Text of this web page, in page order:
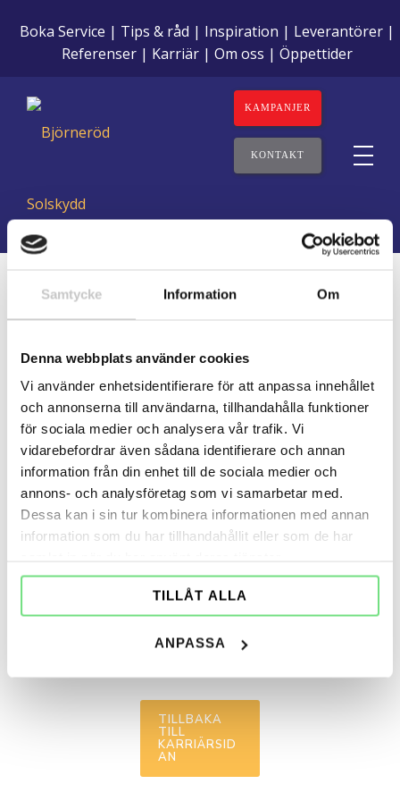
Samtycke Information Om
Denna webbplats använder cookies
Vi använder enhetsidentifierare för att anpassa innehållet
och annonserna till användarna, tillhandahålla funktioner
för sociala medier och analysera vår trafik. Vi
vidarebefordrar även sådana identifierare och annan
information från din enhet till de sociala medier och
annons- och analysföretag som vi samarbetar med.
Dessa kan i sin tur kombinera informationen med annan
information som du har tillhandahållit eller som de har
TILLÅT ALLA
ANPASSA
Boka Service Tips & råd Inspiration
Leverantörer
Referenser
Karriär Om oss Öppettider
KAMPANJER
KONTAKT
Tack för
din
jobbansök
an.
igenom den och
återkommer med
svar så snart som
TILLBAKA
TILL
KARRIÄRSID
AN